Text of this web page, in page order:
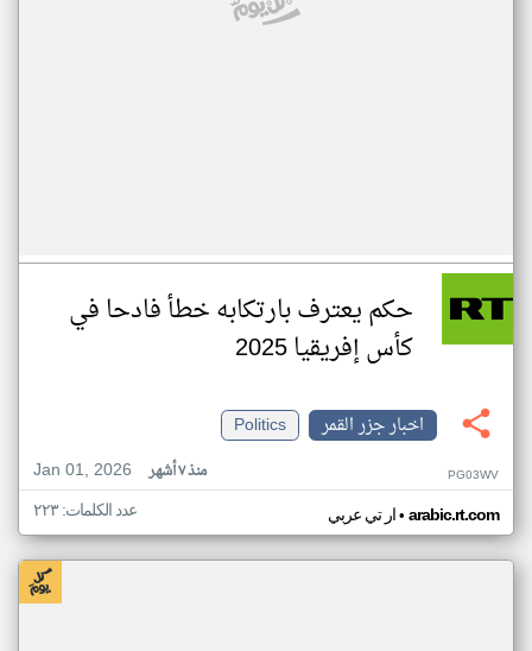
حكم يعترف بارتكابه خطأ فادحا في
كأس إفريقيا 2025
اخبار جزر القمر
Politics
Jan 01, 2026
منذ ٧ أشهر PG03WV
ار تي عربي• arabic.rt.com عدد الكلمات: ٢٢٣